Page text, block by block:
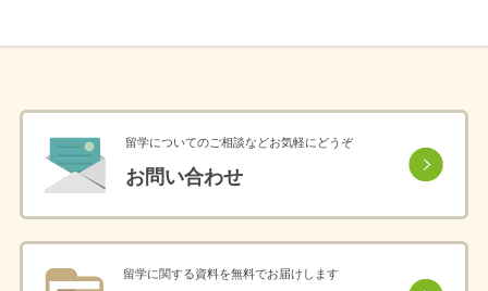
留学についてのご相談などお気軽にどうぞ
お問い合わせ
留学に関する資料を無料でお届けします